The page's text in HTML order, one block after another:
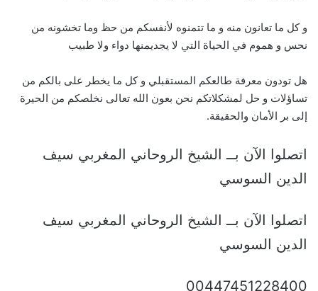
و كل ما تعانون منه و ما تتمنوه لأنفسكم من حظ وما تخشونه من
نحس و هموم في الحياة التي لا يجديمنها دواء ولا طبيب
هل تودون معرفة طالعكم المستقبلي و كل ما يخطر على بالكم من
تساؤلات و حل لمشكلاتكم نحن بعون الله تعالى نخلصكم من الحيرة
إلى بر الأمان والحقيقة.
اتصلوا الآن بــ الشيخ الروحاني المغربي سيف
الدين السوسي
اتصلوا الآن بــ الشيخ الروحاني المغربي سيف
الدين السوسي
00447451228400